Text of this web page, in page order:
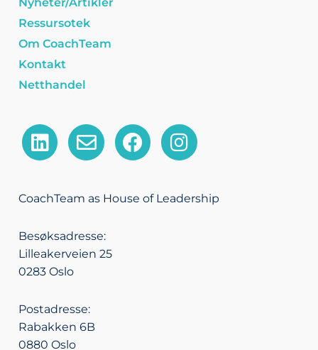
Nyheter/Artikler
Ressursotek
Om CoachTeam
Kontakt
Netthandel
L
i
k
d
i
n
E
n
e
o
p
F
a
e
I
n
t
CoachTeam as House of Leadership
Besøksadresse:
Lilleakerveien 25
0283 Oslo
Postadresse:
Rabakken 6B
0880 Oslo